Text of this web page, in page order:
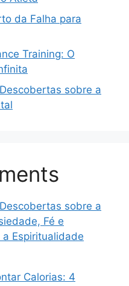
da Falha para
Training: O
sobre a
sobre a
Fé e
Espiritualidade
Calorias: 4